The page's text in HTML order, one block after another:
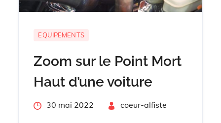
EQUIPEMENTS
Zoom sur le Point Mort
Haut d’une voiture
Posted30 mai 2022 coeur-alfiste